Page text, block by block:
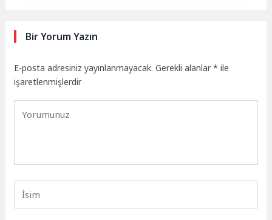
Bir Yorum Yazın
E-posta adresiniz yayınlanmayacak. Gerekli alanlar* ile
işaretlenmişlerdir